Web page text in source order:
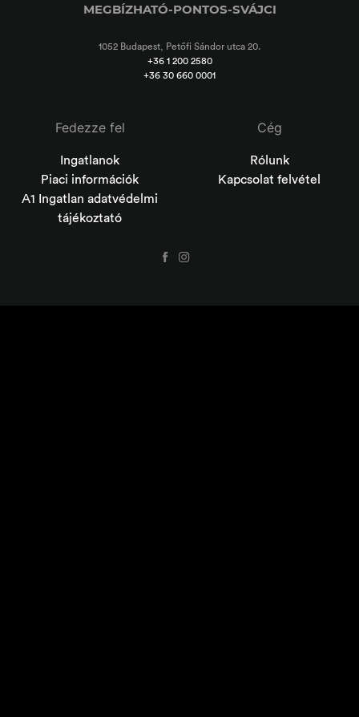
MEGBÍZHATÓ-PONTOS-SVÁJCI
1052 Budapest, Petőfi Sándor utca 20.
+36 1 200 2580
+36 30 660 0001
Fedezze fel
Ingatlanok
Piaci információk
A1 Ingatlan adatvédelmi
tájékoztató
Cég
Rólunk
Kapcsolat felvétel